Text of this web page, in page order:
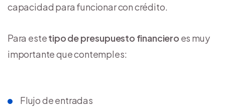
capacidad para funcionar con crédito.
Para estetipo de presupuesto financiero es muy
importante que contemples:
Flujo de entradas